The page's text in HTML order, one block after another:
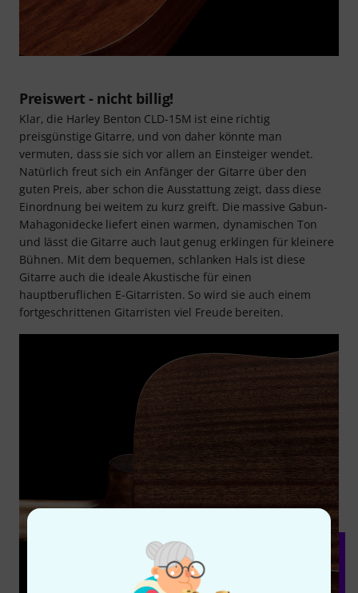
Preiswert - nicht billig!
Klar, die Harley Benton CLD-15M ist eine richtig
preisgünstige Gitarre, und von daher könnte man
vermuten, dass sie sich vor allem an Einsteiger wendet.
Natürlich freut sich ein Anfänger der Gitarre über den
guten Preis, aber schon die Ausstattung zeigt, dass diese
Einordnung bei weitem zu kurz greift. Die massive Gabun-
Mahagonidecke liefert einen warmen, dynamischen Ton
und lässt die Gitarre auch laut genug erklingen für kleinere
Bühnen. Mit dem bequemen, schlanken Hals ist diese
Gitarre auch die ideale Akustische für einen
hauptberuflichen E-Gitarristen. So wird sie auch einem
fortgeschrittenen Gitarristen viel Freude bereiten.